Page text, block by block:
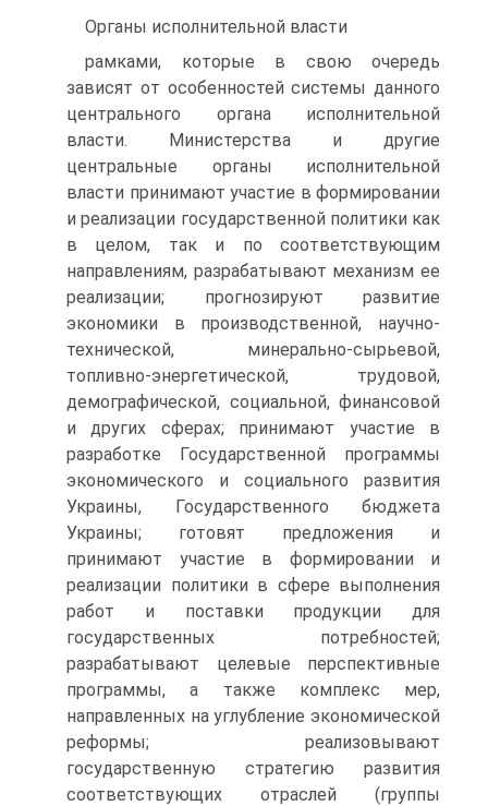
Органы исполнительной власти
рамками, которые в свою очередь
зависят от особенностей системы данного
центрального органа исполнительной
власти. Министерства и другие
центральные органы исполнительной
власти принимают участие в формировании
и реализации государственной политики как
в целом, так и по соответствующим
направлениям, разрабатывают механизм ее
реализации; прогнозируют развитие
экономики в производственной, научно-
технической, минерально-сырьевой,
топливно-энергетической, трудовой,
демографической, социальной, финансовой
и других сферах; принимают участие в
разработке Государственной программы
экономического и социального развития
Украины, Государственного бюджета
Украины; готовят предложения и
принимают участие в формировании и
реализации политики в сфере выполнения
работ и поставки продукции для
государственных потребностей;
разрабатывают целевые перспективные
программы, а также комплекс мер,
направленных на углубление экономической
реформы; реализовывают
государственную стратегию развития
соответствующих отраслей (группы